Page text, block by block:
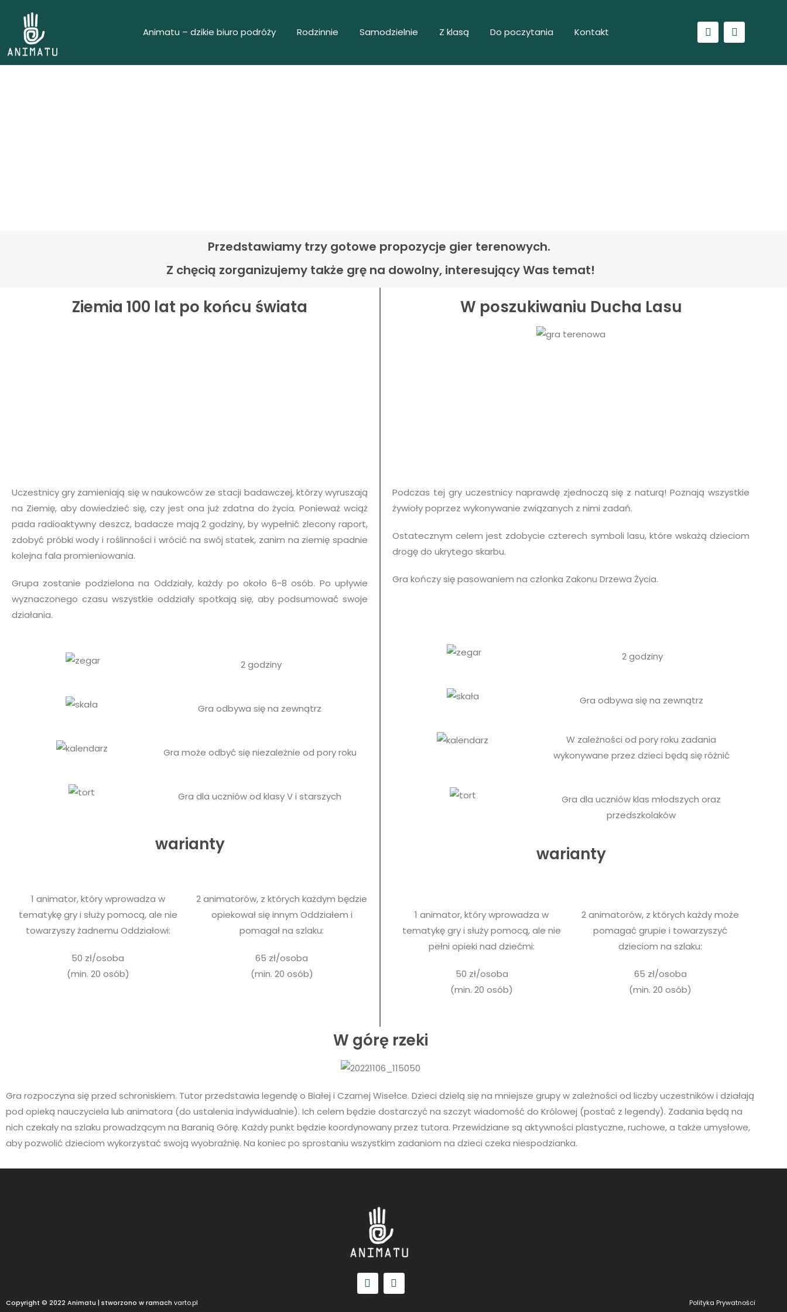
Animatu – dzikie biuro podróży Rodzinnie Samodzielnie Z klasą Do poczytania Kontakt
Przedstawiamy trzy gotowe propozycje gier terenowych.
Z chęcią zorganizujemy także grę na dowolny, interesujący Was temat!
Ziemia 100 lat po końcu świata
Uczestnicy gry zamieniają się w naukowców ze stacji badawczej, którzy wyruszają
na Ziemię, aby dowiedzieć się, czy jest ona już zdatna do życia. Ponieważ wciąż
pada radioaktywny deszcz, badacze mają 2 godziny, by wypełnić zlecony raport,
zdobyć próbki wody i roślinności i wrócić na swój statek, zanim na ziemię spadnie
kolejna fala promieniowania.
Grupa zostanie podzielona na Oddziały, każdy po około 6-8 osób. Po upływie
wyznaczonego czasu wszystkie oddziały spotkają się, aby podsumować swoje
działania.
2 godziny
Gra odbywa się na zewnątrz
Gra może odbyć się niezależnie od pory roku
Gra dla uczniów od klasy V i starszych
warianty
1 animator, który wprowadza w
tematykę gry i służy pomocą, ale nie
towarzyszy żadnemu Oddziałowi:
50 zł/osoba
(min. 20 osób)
2 animatorów, z których każdym będzie
opiekował się innym Oddziałem i
pomagał na szlaku:
65 zł/osoba
(min. 20 osób)
W poszukiwaniu Ducha Lasu
Podczas tej gry uczestnicy naprawdę zjednoczą się z naturą! Poznają wszystkie
żywioły poprzez wykonywanie związanych z nimi zadań.
Ostatecznym celem jest zdobycie czterech symboli lasu, które wskażą dzieciom
drogę do ukrytego skarbu.
Gra kończy się pasowaniem na członka Zakonu Drzewa Życia.
2 godziny
Gra odbywa się na zewnątrz
W zależności od pory roku zadania
wykonywane przez dzieci będą się różnić
Gra dla uczniów klas młodszych oraz
przedszkolaków
warianty
1 animator, który wprowadza w
tematykę gry i służy pomocą, ale nie
pełni opieki nad dziećmi:
50 zł/osoba
(min. 20 osób)
2 animatorów, z których każdy może
pomagać grupie i towarzyszyć
dzieciom na szlaku:
65 zł/osoba
(min. 20 osób)
W górę rzeki
Gra rozpoczyna się przed schroniskiem. Tutor przedstawia legendę o Białej i Czarnej Wisełce. Dzieci dzielą się na mniejsze grupy w zależności od liczby uczestników i działają
pod opieką nauczyciela lub animatora (do ustalenia indywidualnie). Ich celem będzie dostarczyć na szczyt wiadomość do Królowej (postać z legendy). Zadania będą na
nich czekały na szlaku prowadzącym na Baranią Górę. Każdy punkt będzie koordynowany przez tutora. Przewidziane są aktywności plastyczne, ruchowe, a także umysłowe,
aby pozwolić dzieciom wykorzystać swoją wyobraźnię. Na koniec po sprostaniu wszystkim zadaniom na dzieci czeka niespodzianka.
Copyright © 2022 Animatu | stworzono w ramach varto.pl Polityka Prywatności